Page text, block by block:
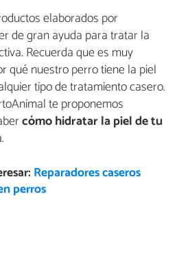
elaborados por
de gran ayuda para tratar la
Recuerda que es muy
qué nuestro perro tiene la piel
tipo de tratamiento casero.
te proponemos
cómo hidratar la piel de tu
Reparadores caseros
perros